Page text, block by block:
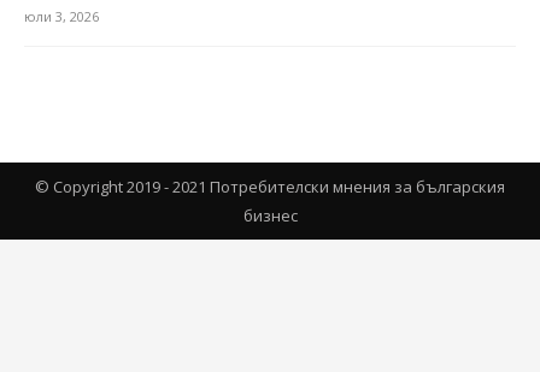
юли 3, 2026
© Copyright 2019 - 2021 Потребителски мнения за българския
бизнес